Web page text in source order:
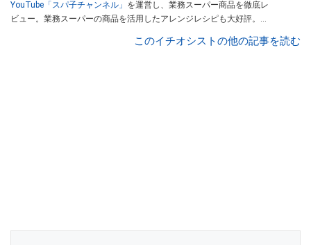
YouTube「スパ子チャンネル」 を運営し、業務スーパー商品を徹底レ
ビュー。業務スーパーの商品を活用したアレンジレシピも大好評。時
このイチオシストの他の記事を読む